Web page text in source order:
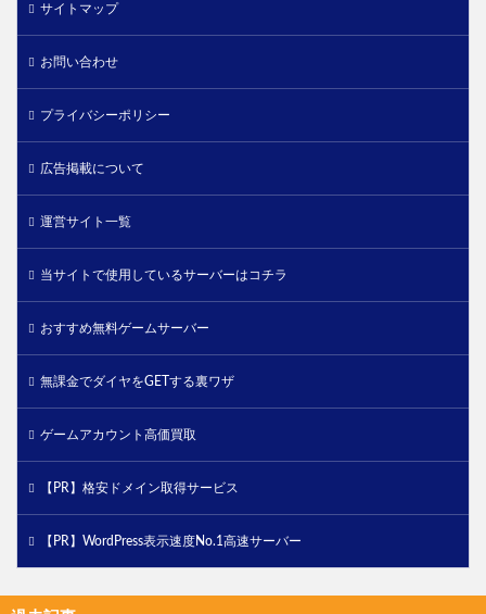
サイトマップ
お問い合わせ
プライバシーポリシー
広告掲載について
運営サイト一覧
当サイトで使用しているサーバーはコチラ
おすすめ無料ゲームサーバー
無課金でダイヤをGETする裏ワザ
ゲームアカウント高価買取
【PR】格安ドメイン取得サービス
【PR】WordPress表示速度No.1高速サーバー